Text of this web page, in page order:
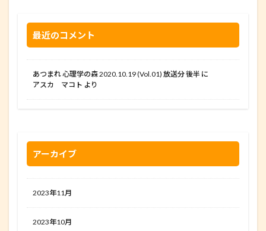
最近のコメント
あつまれ 心理学の森 2020.10.19 (Vol.01) 放送分 後半 に
アスカ マコト より
アーカイブ
2023年11月
2023年10月